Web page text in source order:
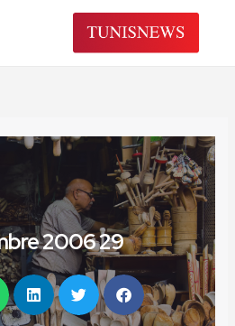
المحتوى
29 décembre 2006